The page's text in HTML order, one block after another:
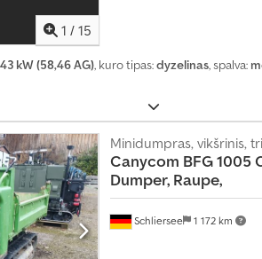
1 / 15
43 kW (58,46 AG), kuro tipas:dyzelinas, spalva:
Schliersee 1 172 km
Minidumpras, vikšrinis,
Canycom BFG 1005
Dumper, Raupe,
r
m
u
ž
k
a